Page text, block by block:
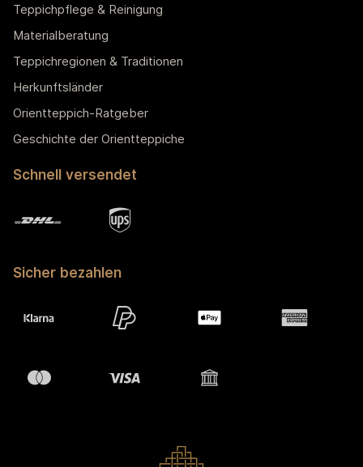
Teppichpflege & Reinigung
Materialberatung
Teppichregionen & Traditionen
Herkunftsländer
Orientteppich-Ratgeber
Geschichte der Orientteppiche
Schnell versendet
Sicher bezahlen